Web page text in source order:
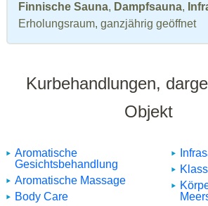
Finnische Sauna, Dampfsauna,
Erholungsraum, ganzjährig geöffnet
Kurbehandlungen,
Objekt
Aromatische
Gesichtsbehandlung
Aromatische Massage
Body Care